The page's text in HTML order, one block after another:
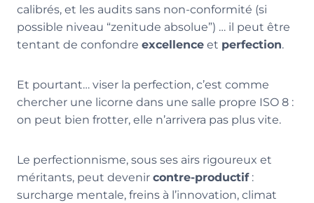
calibrés, et les audits sans non-conformité (si
possible niveau “zenitude absolue”) … il peut être
tentant de confondre excellence et perfection.
Et pourtant… viser la perfection, c’est comme
chercher une licorne dans une salle propre ISO 8 :
on peut bien frotter, elle n’arrivera pas plus vite.
Le perfectionnisme, sous ses airs rigoureux et
méritants, peut devenir contre-productif:
surcharge mentale, freins à l’innovation, climat